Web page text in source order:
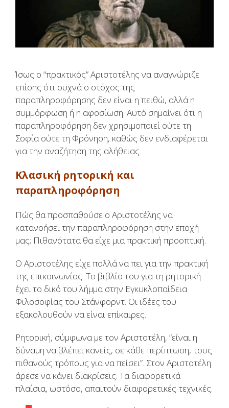
Ίσως ο “πρακτικός” Αριστοτέλης να αναγνώριζε
επίσης ότι συχνά ο στόχος της
παραπληροφόρησης δεν είναι η πειθώ, αλλά η
συμμόρφωση ή η αφοσίωση. Αυτό σημαίνει ότι η
παραπληροφόρηση δεν χρησιμοποιεί ούτε τη
Σοφία ούτε τη Φρόνηση, καθώς δεν ενδιαφέρεται
για την αναζήτηση της αλήθειας.
Κλασική ρητορική και
παραπληροφόρηση
Πώς θα προσπαθούσε ο Αριστοτέλης να
κατανοήσει την παραπληροφόρηση στην εποχή
μας; Πιθανότατα θα είχε μια πρακτική προοπτική.
Ο Αριστοτέλης είχε πολλά να πει για την πρακτική
της επικοινωνίας. Το βιβλίο του για τη ρητορική
έχει το δικό του λήμμα στην Εγκυκλοπαίδεια
Φιλοσοφίας του Στάνφορντ. Οι ιδέες του
εξακολουθούν να είναι επίκαιρες.
Ρητορική, σύμφωνα με τον Αριστοτέλη, “είναι η
δύναμη να βλέπει κανείς, σε κάθε περίπτωση, τους
πιθανούς τρόπους για να πείσει”. Στον Αριστοτέλη
άρεσε να κάνει διακρίσεις. Τα διαφορετικά
πλαίσια, ωστόσο, απαιτούν διαφορετικές τεχνικές.